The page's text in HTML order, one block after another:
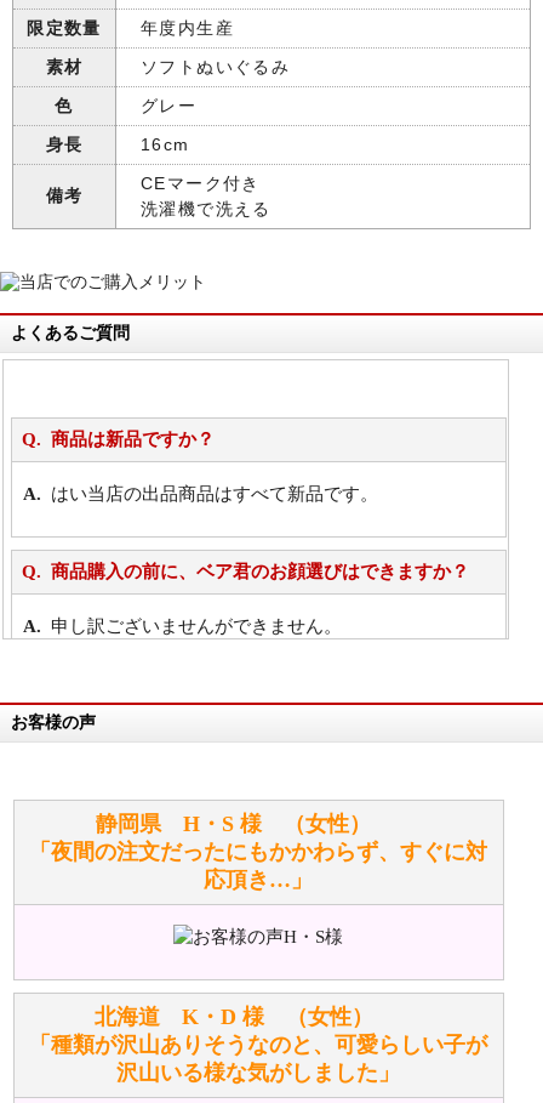
限定数量
年度内生産
素材
ソフトぬいぐるみ
色
グレー
身長
16cm
備考
CEマーク付き
洗濯機で洗える
よくあるご質問
商品は新品ですか？
はい当店の出品商品はすべて新品です。
商品購入の前に、ベア君のお顔選びはできますか？
申し訳ございませんができません。
万が一欲しい商品が見つからない場合は、探して取り
お任せください！それは当店が謡っています「おも
てなしの心」で対応させていただきます。
シュタイフのぬいぐるみは洗濯できますか？ ぬいぐ
るみのお手入れ方法を教えてください。
詳しくはこちら をご覧ください。
ぬいぐるみの耳に付いているボタンやタグに、何か意
お客様の声
静岡県 H・S 様 （女性）
「夜間の注文だったにもかかわらず、すぐに対
応頂き…」
北海道 K・D 様 （女性）
「種類が沢山ありそうなのと、可愛らしい子が
沢山いる様な気がしました」